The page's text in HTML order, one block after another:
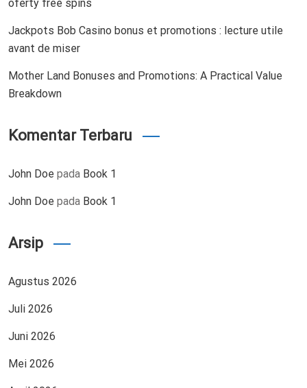
oferty free spins
Jackpots Bob Casino bonus et promotions : lecture utile
avant de miser
Mother Land Bonuses and Promotions: A Practical Value
Breakdown
Komentar Terbaru
John Doe pada Book 1
John Doe pada Book 1
Arsip
Agustus 2026
Juli 2026
Juni 2026
Mei 2026